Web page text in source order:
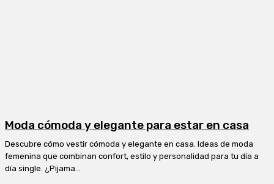
Moda cómoda y elegante para estar en casa
Descubre cómo vestir cómoda y elegante en casa. Ideas de moda
femenina que combinan confort, estilo y personalidad para tu día a
día single. ¿Pijama...